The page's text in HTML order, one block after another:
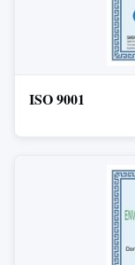
ISO 9001